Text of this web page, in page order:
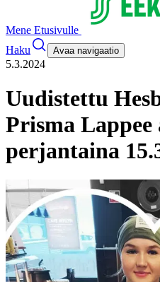
Mene Etusivulle
Haku
Avaa navigaatio
5.3.2024
Uudistettu
Prisma Lappee
perjantaina